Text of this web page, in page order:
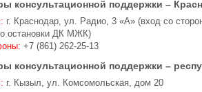
консультационной поддержки –
г. Краснодар, ул. Радио, 3 «А» (вход со
остановки ДК МЖК)
+7 (861) 262-25-13
консультационной поддержки –
г. Кызыл, ул. Комсомольская, дом 20